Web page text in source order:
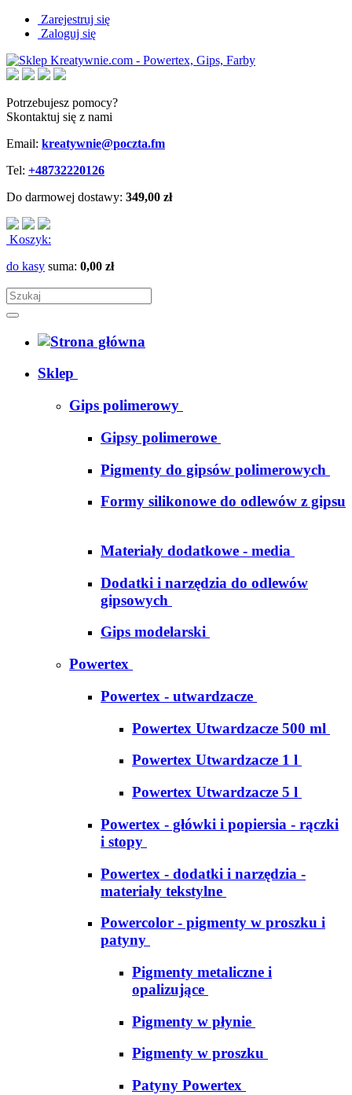
Zarejestruj się
Zaloguj się
Potrzebujesz pomocy?
Skontaktuj się z nami
Email: kreatywnie@poczta.fm
Tel: +48732220126
Do darmowej dostawy: 349,00 zł
Koszyk:
do kasy suma: 0,00 zł
Sklep
Gips polimerowy
Gipsy polimerowe
Pigmenty do gipsów polimerowych
Formy silikonowe do odlewów z gipsu
Materiały dodatkowe - media
Dodatki i narzędzia do odlewów
gipsowych
Gips modelarski
Powertex
Powertex - utwardzacze
Powertex Utwardzacze 500 ml
Powertex Utwardzacze 1 l
Powertex Utwardzacze 5 l
Powertex - główki i popiersia - rączki
i stopy
Powertex - dodatki i narzędzia -
materiały tekstylne
Powercolor - pigmenty w proszku i
patyny
Pigmenty metaliczne i
opalizujące
Pigmenty w płynie
Pigmenty w proszku
Patyny Powertex